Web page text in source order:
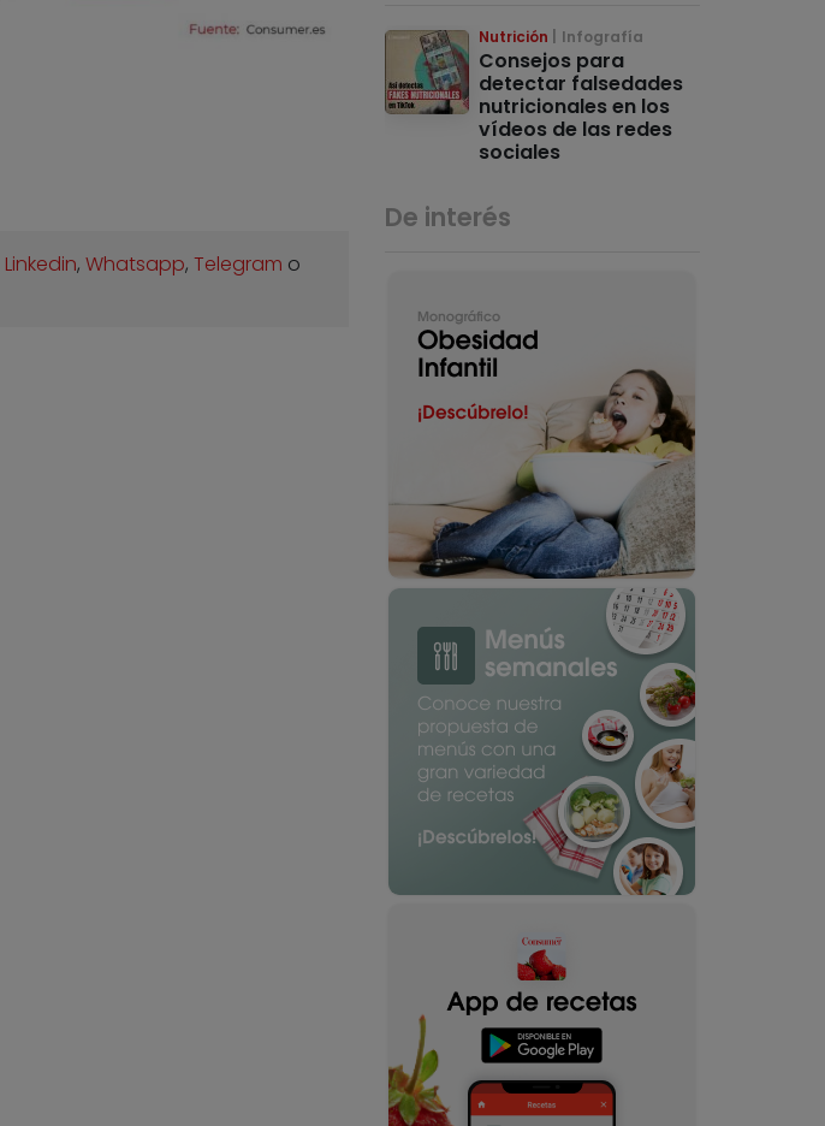
Linkedin,Whatsapp,Telegram o
Nutrición Infografía
Consejos para
detectar falsedades
nutricionales en los
vídeos de las redes
sociales
De interés